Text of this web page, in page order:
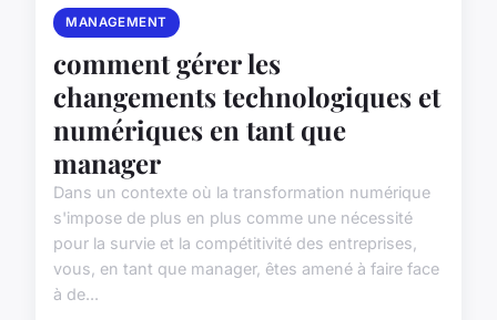
MANAGEMENT
comment gérer les
changements technologiques et
numériques en tant que
manager
Dans un contexte où la transformation numérique
s'impose de plus en plus comme une nécessité
pour la survie et la compétitivité des entreprises,
vous, en tant que manager, êtes amené à faire face
à de...